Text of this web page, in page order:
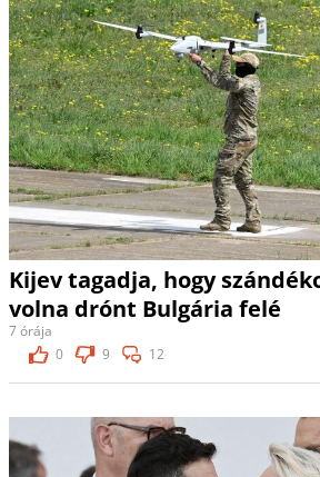
Kijev tagadja, hogy
volna drónt Bulgária felé
7 órája
0
9 12